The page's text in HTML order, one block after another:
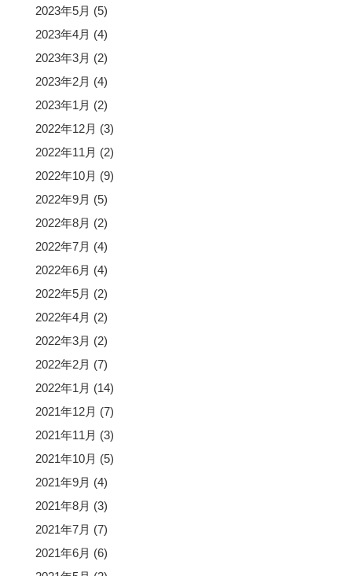
2023年5月 (5)
2023年4月 (4)
2023年3月 (2)
2023年2月 (4)
2023年1月 (2)
2022年12月 (3)
2022年11月 (2)
2022年10月 (9)
2022年9月 (5)
2022年8月 (2)
2022年7月 (4)
2022年6月 (4)
2022年5月 (2)
2022年4月 (2)
2022年3月 (2)
2022年2月 (7)
2022年1月 (14)
2021年12月 (7)
2021年11月 (3)
2021年10月 (5)
2021年9月 (4)
2021年8月 (3)
2021年7月 (7)
2021年6月 (6)